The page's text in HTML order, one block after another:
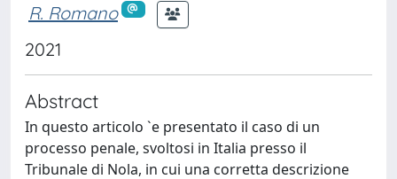
R. Romano
2021
Abstract
In questo articolo `e presentato il caso di un
processo penale, svoltosi in Italia presso il
Tribunale di Nola, in cui una corretta descrizione